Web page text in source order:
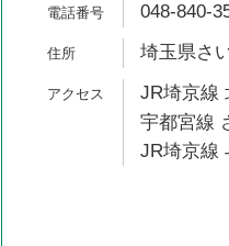
048-840-
埼玉県さ
JR埼京線
宇都宮線
JR埼京線